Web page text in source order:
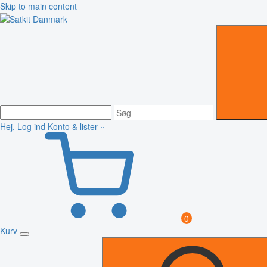
Skip to main content
Hej, Log ind Konto & lister
0
Kurv